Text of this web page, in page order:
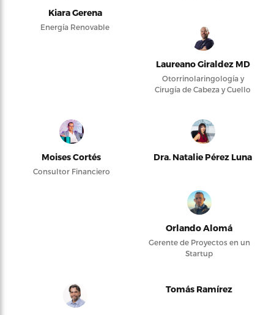
Kiara Gerena
Energía Renovable
Laureano Giraldez MD
Otorrinolaringología y
Cirugía de Cabeza y Cuello
Moises Cortés
Consultor Financiero
Dra. Natalie Pérez Luna
Orlando Alomá
Gerente de Proyectos en un
Startup
Tomás Ramírez